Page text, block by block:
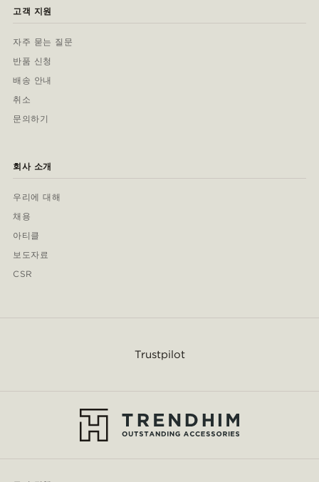
고객 지원
자주 묻는 질문
반품 신청
배송 안내
취소
문의하기
회사 소개
우리에 대해
채용
아티클
보도자료
CSR
Trustpilot